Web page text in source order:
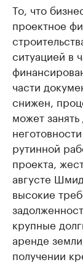
То, что
проектное
ситуацией в
части
снижен,
может
рутинной
проекта,
августе
высокие
крупные
аренде
получении